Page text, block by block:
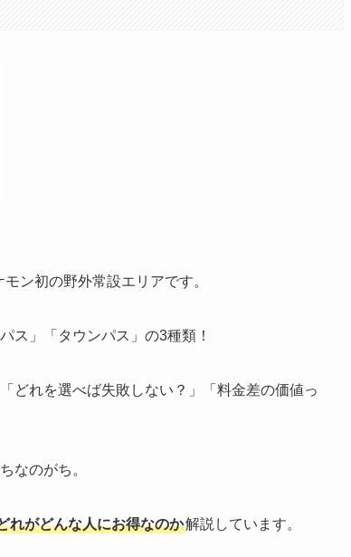
ン初の野外常設エリアです。
ス」「タウンパス」の3種類！
どれを選べば失敗しない？」「料金差の価値っ
なのがち。
れがどんな人にお得なのか解説しています。